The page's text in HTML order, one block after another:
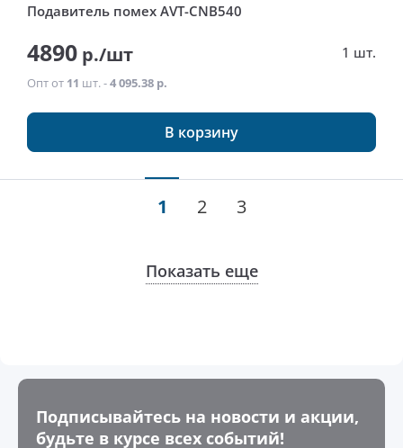
Подавитель помех AVT-CNB540
4890 р./шт 1 шт.
Опт от 11 шт. -4 095.38 р.
В корзину
1 2 3
Показать еще
Подписывайтесь на новости и акции,
будьте в курсе всех событий!